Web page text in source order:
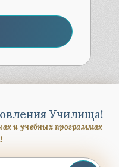
Училища!
и учебных программах